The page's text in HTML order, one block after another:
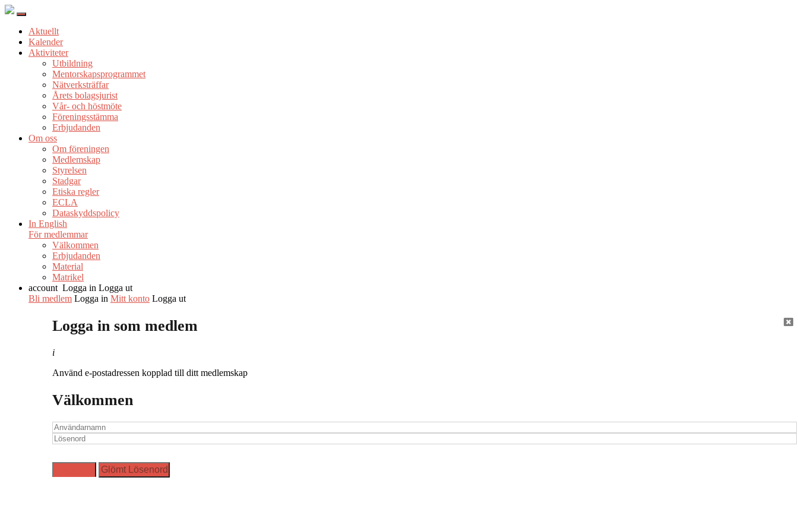
Aktuellt
Kalender
Aktiviteter
Utbildning
Mentorskapsprogrammet
Nätverksträffar
Årets bolagsjurist
Vår- och höstmöte
Föreningsstämma
Erbjudanden
Om oss
Om föreningen
Medlemskap
Styrelsen
Stadgar
Etiska regler
ECLA
Dataskyddspolicy
In English
För medlemmar
Välkommen
Erbjudanden
Material
Matrikel
account Logga in Logga ut
Bli medlem Logga in Mitt konto Logga ut
Logga in som medlem
i
Använd e-postadressen kopplad till ditt medlemskap
Välkommen